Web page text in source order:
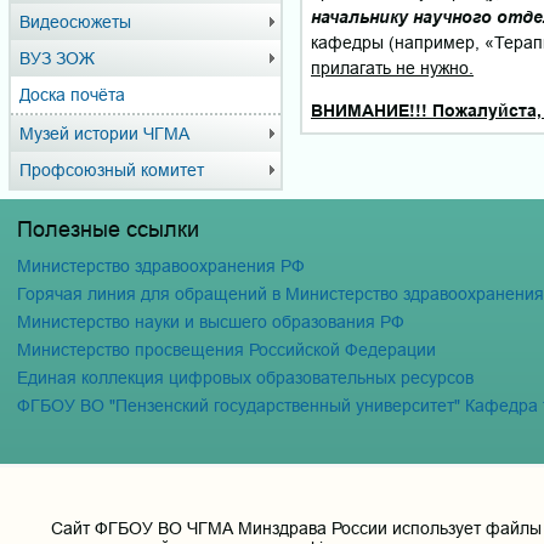
Видеосюжеты
ВУЗ ЗОЖ
Доска почёта
Музей истории ЧГМА
Профсоюзный комитет
начальнику научного
кафедры (например,
прилагать не нужно.
ВНИМАНИЕ!!! Пожалуйста,
Полезные ссылки
Министерство здравоохранения РФ
Горячая линия для обращений в Министерство
Министерство науки и высшего образования РФ
Министерство просвещения Российской Федерации
Единая коллекция цифровых образовательных ресурсов
ФГБОУ ВО "Пензенский государственный университет" Кафедра
Cайт ФГБОУ ВО ЧГМА Минздрава России использует файлы